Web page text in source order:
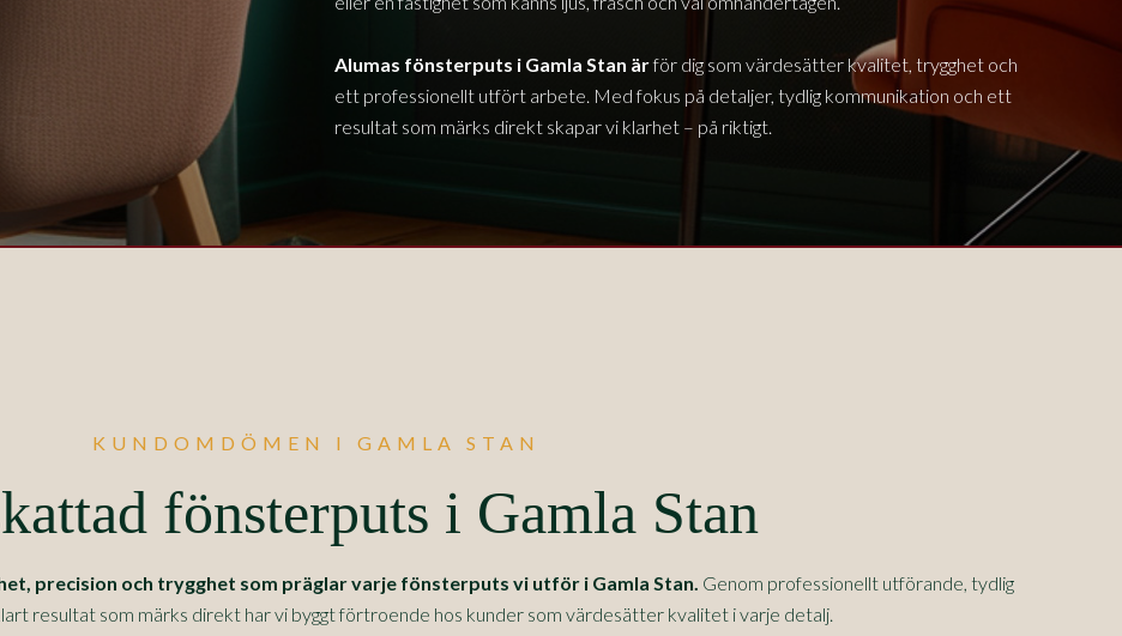
Alumas fönsterputs i Gamla Stan ärför dig som värdesätter kvalitet, trygghet och
ett professionellt utfört arbete. Med fokus på detaljer, tydlig kommunikation och ett
resultat som märks direkt skapar vi klarhet – på riktigt.
KUNDOMDÖMEN I GAMLA STAN
fönsterputs i Gamla Stan
precision och trygghet som präglar varje fönsterputs vi utför i Gamla Stan. Genom professionellt utförande, tydlig
resultat som märks direkt har vi byggt förtroende hos kunder som värdesätter kvalitet i varje detalj.